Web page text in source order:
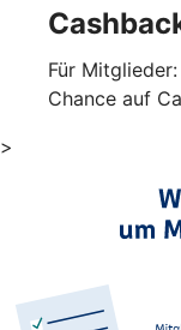
Für
Chance auf
>